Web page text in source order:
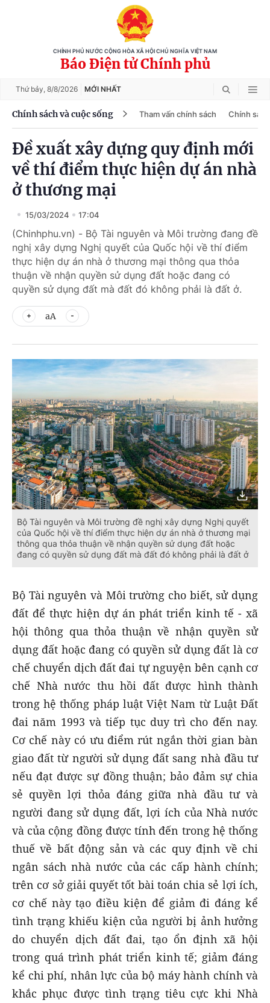
CHÍNH PHỦ NƯỚC CỘNG HÒA XÃ HỘI CHỦ NGHĨA VIỆT NAM
Báo Điện tử Chính phủ
Thứ bảy, 8/8/2026 MỚI NHẤT
Chính sách và cuộc sống Tham vấn chính sách Chính
Đề xuất xây dựng quy định mới
về thí điểm thực hiện dự án nhà
ở thương mại
15/03/2024 17:04
(Chinhphu.vn) - Bộ Tài nguyên và Môi trường đang đề
nghị xây dựng Nghị quyết của Quốc hội về thí điểm
thực hiện dự án nhà ở thương mại thông qua thỏa
thuận về nhận quyền sử dụng đất hoặc đang có
quyền sử dụng đất mà đất đó không phải là đất ở.
aA
Bộ Tài nguyên và Môi trường đề nghị xây dựng Nghị quyết
của Quốc hội về thí điểm thực hiện dự án nhà ở thương mại
thông qua thỏa thuận về nhận quyền sử dụng đất hoặc
đang có quyền sử dụng đất mà đất đó không phải là đất ở
Bộ Tài nguyên và Môi trường cho biết, sử dụng
đất để thực hiện dự án phát triển kinh tế - xã
hội thông qua thỏa thuận về nhận quyền sử
dụng đất hoặc đang có quyền sử dụng đất là cơ
chế chuyển dịch đất đai tự nguyện bên cạnh cơ
chế Nhà nước thu hồi đất được hình thành
trong hệ thống pháp luật Việt Nam từ Luật Đất
đai năm 1993 và tiếp tục duy trì cho đến nay.
Cơ chế này có ưu điểm rút ngắn thời gian bàn
giao đất từ người sử dụng đất sang nhà đầu tư
nếu đạt được sự đồng thuận; bảo đảm sự chia
sẻ quyền lợi thỏa đáng giữa nhà đầu tư và
người đang sử dụng đất, lợi ích của Nhà nước
và của cộng đồng được tính đến trong hệ thống
thuế về bất động sản và các quy định về chi
ngân sách nhà nước của các cấp hành chính;
trên cơ sở giải quyết tốt bài toán chia sẻ lợi ích,
cơ chế này tạo điều kiện để giảm đi đáng kể
tình trạng khiếu kiện của người bị ảnh hưởng
do chuyển dịch đất đai, tạo ổn định xã hội
trong quá trình phát triển kinh tế; giảm đáng
kể chi phí, nhân lực của bộ máy hành chính và
khắc phục được tình trạng tiêu cực khi Nhà